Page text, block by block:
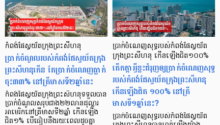
កំពង់ផែស្វយ័តក្រុងព្រះសីហនុ
ប្រាក់ចំណូលរបស់កំពង់ផែស្វយ័តក្រុង
ព្រះសីហនុកើន តែប្រាក់ចំណេញធ្លាក់
ចុះ៣៣% នៅត្រីមាសទី២ឆ្នាំនេះ
កំពង់ផែស្វយ័តក្រុងព្រះសីហនុទទួលបាន
ប្រាក់ចំណូលសរុបជាង២២លានដុល្លារ
អាមេរិកនៅត្រីមាសទី២ឆ្នាំ កើនឡើង
ជិត១% បើធៀបនឹងរយៈពេលដូចគ្នា
ប្រាក់ចំណេញសុទ្ធរបស់កំពង់ផែស្វយ័ត
ក្រុងព្រះសីហនុ កើនឡើងជិត១០០%
តើកត្តាអ្វីខ្លះជំរុញឲ្យប្រាក់ចំណេញសុទ្ធ
របស់កំពង់ផែស្វយ័តក្រុងព្រះសីហនុ
កើនឡើងជិត ១០០% នៅត្រី
មាសទី១ឆ្នាំនេះ?
ប្រាក់ចំណេញសុទ្ធរបស់កំពង់ផែស្វយ័ត